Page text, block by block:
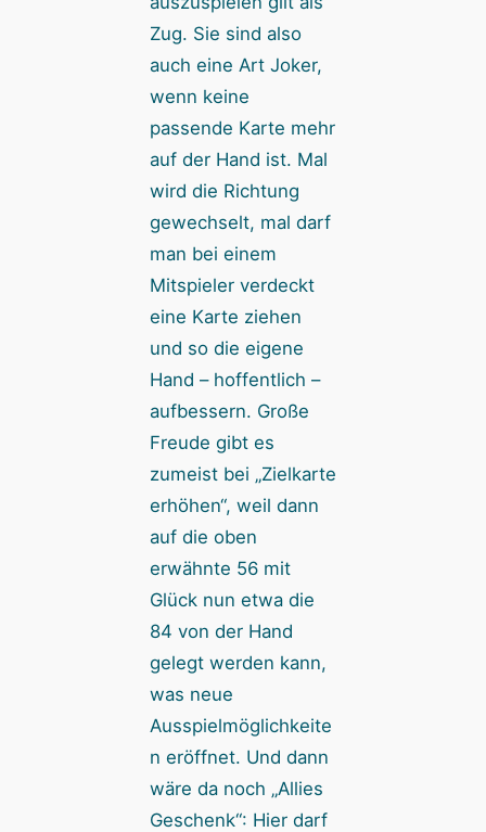
Zug. Sie sind also
auch eine Art Joker,
wenn keine
passende Karte mehr
auf der Hand ist. Mal
wird die Richtung
gewechselt, mal darf
man bei einem
Mitspieler verdeckt
eine Karte ziehen
und so die eigene
Hand – hoffentlich –
aufbessern. Große
Freude gibt es
zumeist bei „Zielkarte
erhöhen“, weil dann
auf die oben
erwähnte 56 mit
Glück nun etwa die
84 von der Hand
gelegt werden kann,
was neue
Ausspielmöglichkeite
n eröffnet. Und dann
wäre da noch „Allies
Geschenk“: Hier darf